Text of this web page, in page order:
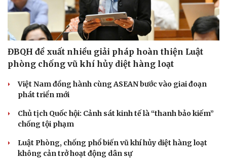
ĐBQH đề xuất nhiều giải pháp hoàn thiện Luật
phòng chống vũ khí hủy diệt hàng loạt
Việt Nam đồng hành cùng ASEAN bước vào giai đoạn
phát triển mới
Chủ tịch Quốc hội: Cảnh sát kinh tế là “thanh bảo kiếm”
chống tội phạm
Luật Phòng, chống phổ biến vũ khí hủy diệt hàng loạt
không cản trở hoạt động dân sự